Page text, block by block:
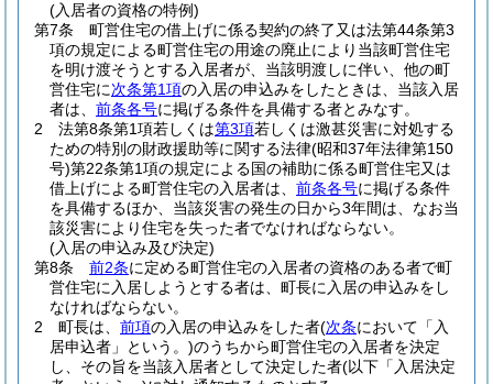
(入居者の資格の特例)
第7条
町営住宅の借上げに係る契約の終了又は法第44条第3
項の規定による町営住宅の用途の廃止により当該町営住宅
を明け渡そうとする入居者が、当該明渡しに伴い、他の町
営住宅に次条第1項の入居の申込みをしたときは、当該入居
者は、 前条各号に掲げる条件を具備する者とみなす。
2
法第8条第1項若しくは第3項若しくは激甚災害に対処する
ための特別の財政援助等に関する法律(昭和37年法律第150
号)第22条第1項の規定による国の補助に係る町営住宅又は
借上げによる町営住宅の入居者は、 前条各号に掲げる条件
を具備するほか、当該災害の発生の日から3年間は、なお当
該災害により住宅を失った者でなければならない。
(入居の申込み及び決定)
第8条
前2条に定める町営住宅の入居者の資格のある者で町
営住宅に入居しようとする者は、町長に入居の申込みをし
なければならない。
2
町長は、 前項の入居の申込みをした者(次条において「入
居申込者」という。)のうちから町営住宅の入居者を決定
し、その旨を当該入居者として決定した者(以下「入居決定